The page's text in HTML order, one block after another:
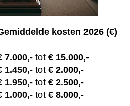
kosten 2026 (€)
7.000,- tot € 15.000,-
1.450,- tot € 2.000,-
1.950,- tot € 2.500,-
1.000,- tot € 8.000,-